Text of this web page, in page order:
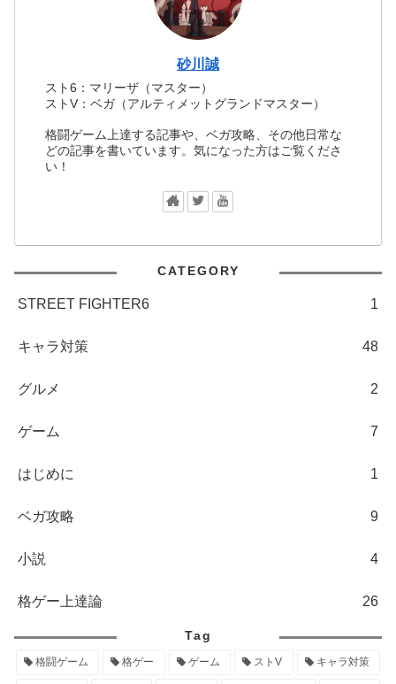
砂川誠
スト6：マリーザ（マスター）
ストV：ベガ（アルティメットグランドマスター）
格闘ゲーム上達する記事や、ベガ攻略、その他日常な
どの記事を書いています。気になった方はご覧くださ
い！
CATEGORY
STREET FIGHTER6 1
キャラ対策 48
グルメ 2
ゲーム 7
はじめに 1
ベガ攻略 9
小説 4
格ゲー上達論 26
Tag
格闘ゲーム 格ゲー ゲーム ストV キャラ対策